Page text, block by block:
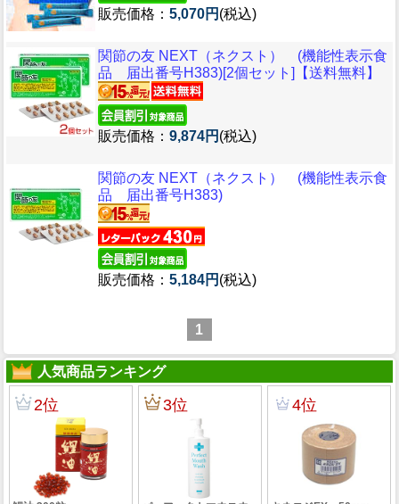
販売価格： 5,070円 (税込)
関節の友 NEXT（ネクスト） (機能性表示食
品 届出番号H383)[2個セット]【送料無料】
販売価格： 9,874円 (税込)
関節の友 NEXT（ネクスト） (機能性表示食
品 届出番号H383)
販売価格： 5,184円 (税込)
1
人気商品ランキング